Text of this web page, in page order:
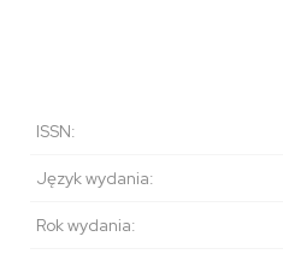
ISSN:
Język wydania:
Rok wydania: